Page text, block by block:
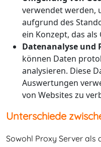
verwendet werden,
aufgrund des
ein Konzept, das
Datenanalyse und
können Daten
analysieren. Diese
Auswertungen
von Websites zu
Unterschiede
Sowohl Proxy Server als